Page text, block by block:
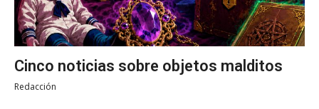
Cinco noticias sobre objetos malditos
Redacción